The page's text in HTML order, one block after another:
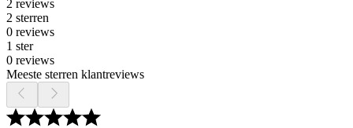
2 reviews
2 sterren
0 reviews
1 ster
0 reviews
Meeste sterren klantreviews